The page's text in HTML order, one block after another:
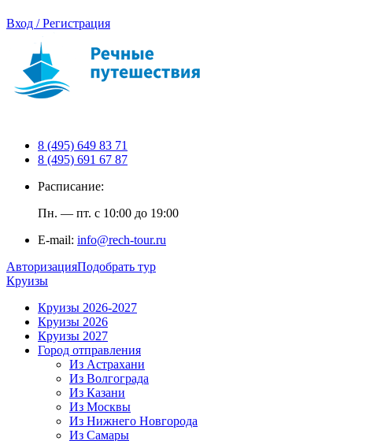
Вход / Регистрация
8 (495) 649 83 71
8 (495) 691 67 87
Расписание:
Пн. — пт. с 10:00 до 19:00
E-mail: info@rech-tour.ru
АвторизацияПодобрать тур
Круизы
Круизы 2026-2027
Круизы 2026
Круизы 2027
Город отправления
Из Астрахани
Из Волгограда
Из Казани
Из Москвы
Из Нижнего Новгорода
Из Самары